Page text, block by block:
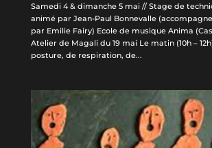
Samedi 4 & dimanche 5 mai // Stage de
animé par Jean-Paul Bonnevalle
par Emilie Fairy) Ecole de musique Anima
Atelier de Magali du 19 mai Le matin (10h –
posture, de respiration, de...